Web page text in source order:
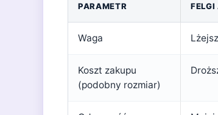
PARAMETR
Waga
Koszt zakupu
(podobny rozmiar)